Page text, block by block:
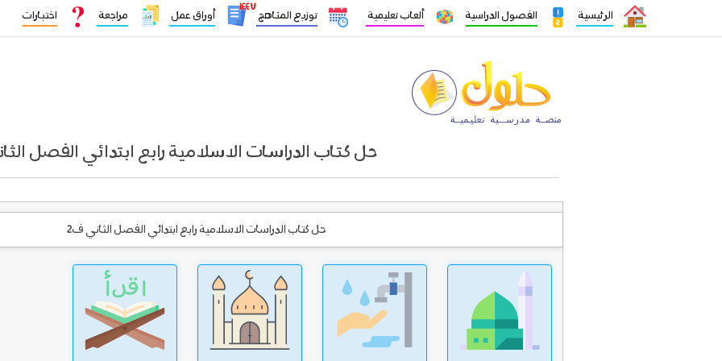
الرئيسية الفصول الدراسية ألعاب تعليمية توزيع المناهج
١٤٤٧
أوراق عمل مراجعة اختبارات
حل كتاب الدراسات الاسلامية رابع ابتدائي الفصل
حل كتاب الدراسات الاسلامية رابع ابتدائي الفصل الثاني ف2